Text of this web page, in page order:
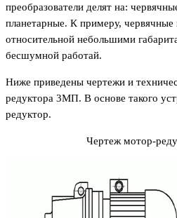
преобразователи делят на:
планетарные. К примеру,
относительной небольшими
бесшумной работай.
Ниже приведены чертежи и
редуктора 3МП. В основе такого
редуктор.
Чертеж мотор-